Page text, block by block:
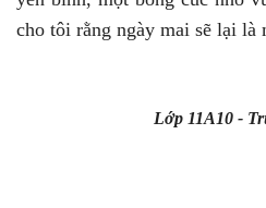
cho tôi rằng ngày mai sẽ lại là
Lớp 11A10 -